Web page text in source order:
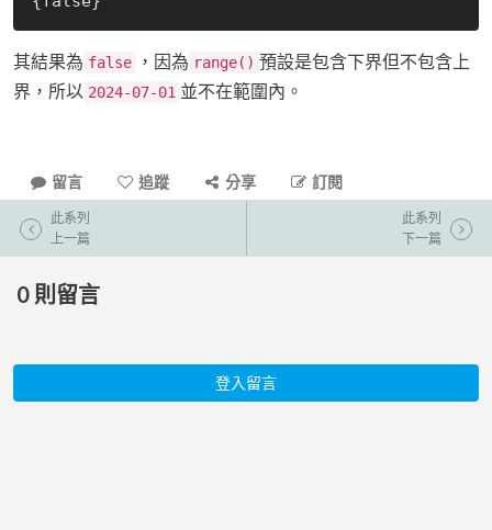
其結果為 false ，因為 range() 預設是包含下界但不包含上
界，所以 2024-07-01 並不在範圍內。
留言 追蹤 分享 訂閱
此系列
上一篇
此系列
下一篇
0 則留言
登入留言